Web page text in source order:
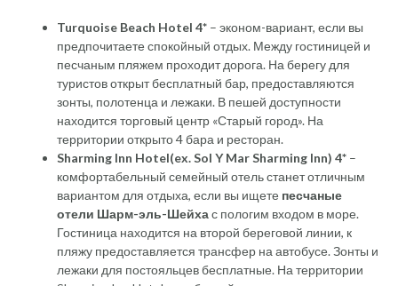
Turquoise Beach Hotel 4* – эконом-вариант, если вы
предпочитаете спокойный отдых. Между гостиницей и
песчаным пляжем проходит дорога. На берегу для
туристов открыт бесплатный бар, предоставляются
зонты, полотенца и лежаки. В пешей доступности
находится торговый центр «Старый город». На
территории открыто 4 бара и ресторан.
Sharming Inn Hotel(ex. Sol Y Mar Sharming Inn) 4* –
комфортабельный семейный отель станет отличным
вариантом для отдыха, если вы ищете песчаные
отели Шарм-эль-Шейхас пологим входом в море.
Гостиница находится на второй береговой линии, к
пляжу предоставляется трансфер на автобусе. Зонты и
лежаки для постояльцев бесплатные. На территории